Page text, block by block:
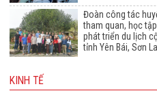
Đoàn công tác
tham quan, học
phát triển du lịch
tỉnh Yên Bái, Sơn La
KINH TẾ